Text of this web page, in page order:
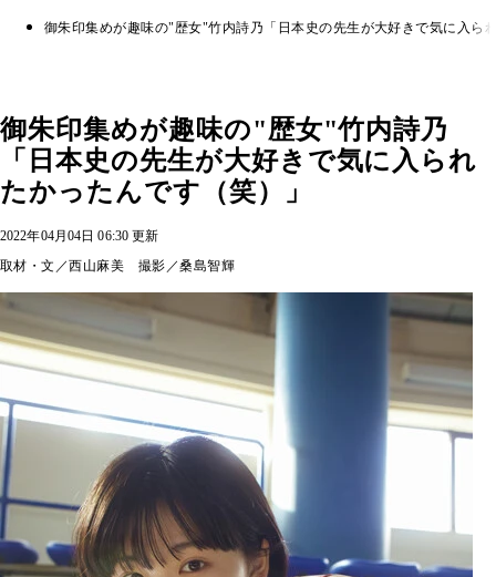
御朱印集めが趣味の"歴女"竹内詩乃「日本史の先生が大好きで気に入ら
御朱印集めが趣味の"歴女"竹内詩乃
「日本史の先生が大好きで気に入られ
たかったんです（笑）」
2022年04月04日 06:30 更新
取材・文／西山麻美 撮影／桑島智輝